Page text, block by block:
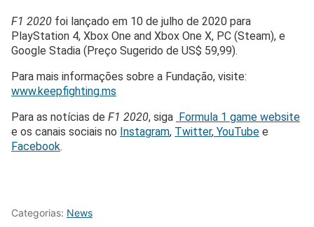
F1 2020 foi lançado em 10 de julho de 2020 para
PlayStation 4, Xbox One and Xbox One X, PC (Steam), e
Google Stadia (Preço Sugerido de US$ 59,99).
Para mais informações sobre a Fundação, visite:
www.keepfighting.ms
Para as notícias de F1 2020, siga Formula 1 game website
e os canais sociais no Instagram, Twitter, YouTube e
Facebook.
Categorias: News